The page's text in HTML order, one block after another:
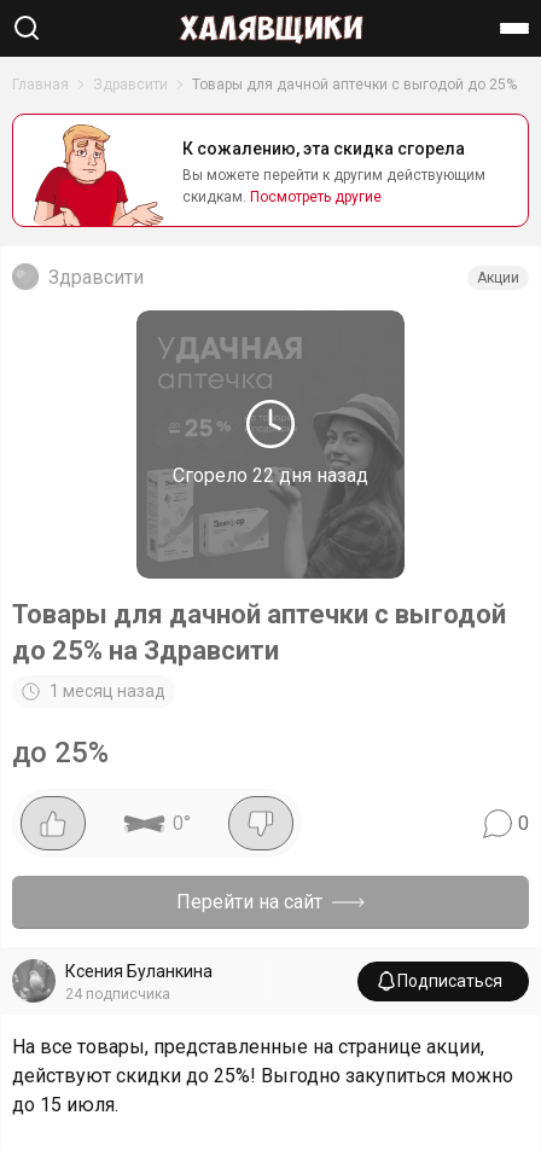
Найти
Главная Здравсити Товары для дачной аптечки с выгодой до 25%
К сожалению, эта скидка сгорела
Вы можете перейти к другим действующим
скидкам. Посмотреть другие
Сгорело 22 дня назад
Здравсити Акции
Товары для дачной аптечки с выгодой
до 25% на Здравсити
1 месяц назад
до 25%
0° 0
Перейти на сайт
Ксения Буланкина
24 подписчика
Подписаться
На все товары, представленные на странице акции,
действуют скидки до 25%! Выгодно закупиться можно
до 15 июля.